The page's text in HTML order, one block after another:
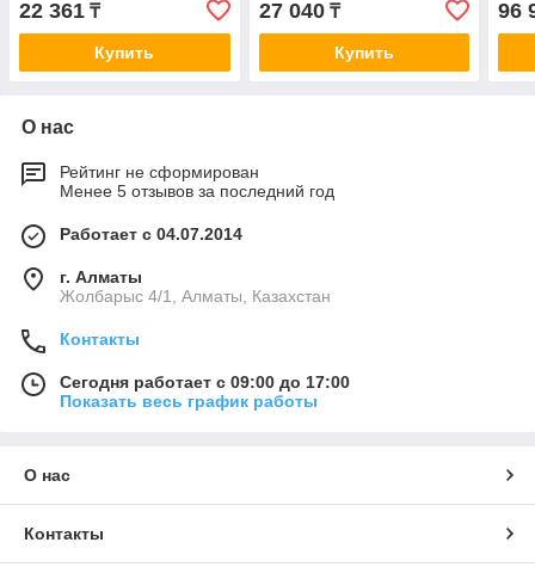
22 361 ₸
Купить
27 040₸
Купить
96
О нас
Рейтинг не сформирован
Менее 5 отзывов за последний год
Работает с 04.07.2014
г. Алматы
Жолбарыс 4/1, Алматы, Казахстан
Контакты
Сегодня работает с 09:00 до 17:00
Показать весь график работы
О нас
Контакты